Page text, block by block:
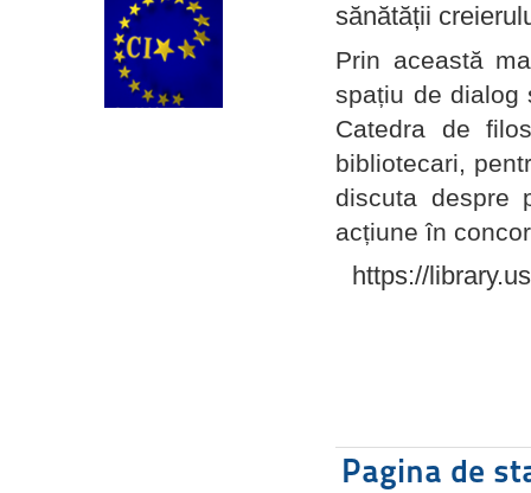
sănătății
Prin această
spațiu de dialog
Catedra de
bibliotecari,
discuta despre
acțiune în
https://
Pagina de